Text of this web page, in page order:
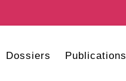
Dossiers Publications